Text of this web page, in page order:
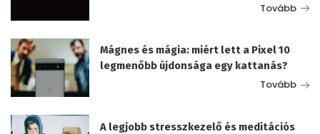
Tovább
Mágnes és mágia: miért lett a Pixel 10
legmenőbb újdonsága egy kattanás?
Tovább
A legjobb stresszkezelő és meditációs